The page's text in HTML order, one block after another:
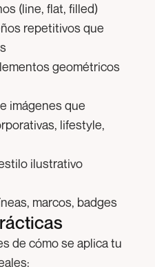
(line, flat, filled)
repetitivos que
geométricos
imágenes que
lifestyle,
ilustrativo
marcos, badges
de cómo se aplica tu